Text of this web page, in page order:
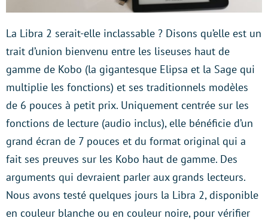
La Libra 2 serait-elle inclassable ? Disons qu’elle est un
trait d’union bienvenu entre les liseuses haut de
gamme de Kobo (la gigantesque Elipsa et la Sage qui
multiplie les fonctions) et ses traditionnels modèles
de 6 pouces à petit prix. Uniquement centrée sur les
fonctions de lecture (audio inclus), elle bénéficie d’un
grand écran de 7 pouces et du format original qui a
fait ses preuves sur les Kobo haut de gamme. Des
arguments qui devraient parler aux grands lecteurs.
Nous avons testé quelques jours la Libra 2, disponible
en couleur blanche ou en couleur noire, pour vérifier